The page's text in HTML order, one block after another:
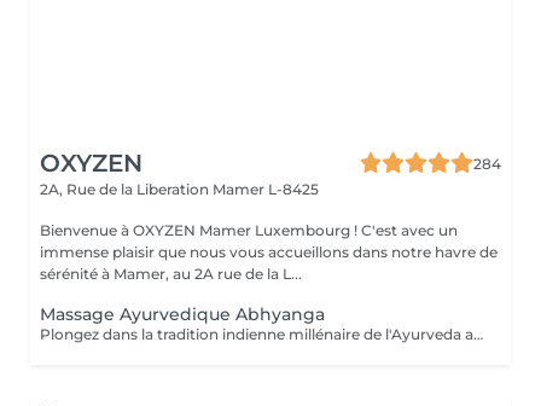
OXYZEN
284
2A, Rue de la Liberation Mamer L-8425
Bienvenue à OXYZEN Mamer Luxembourg ! C'est avec un
immense plaisir que nous vous accueillons dans notre havre de
sérénité à Mamer, au 2A rue de la L...
Massage Ayurvedique Abhyanga
Plongez dans la tradition indienne millénaire de l'Ayurveda avec notre massage Abhyanga. Ce rituel ancestral, vieux de plus de 5000 ans, combine des gestes doux, des pressions ciblées et des étirements pour vous offrir une expérience de lâcher-prise absolu. "Abhyanga" signifie littéralement "massage à l'huile de tout le corps", et c'est précisément ce que vous recevrez. Chacun de nos mouvements est minutieusement exécuté pour créer une harmonie parfaite entre votre corps et votre esprit, vous permettant de vous détendre profondément et d'oublier le temps qui passe. Nous vous invitons également à découvrir nos offres de cartes FORFAITS, conçues pour prolonger ces moments de bien-être et vous offrir des avantages exclusifs. Pour plus d'informations, visitez notre page Forfaits. Ce massage est aussi une idée cadeau idéale pour surprendre et faire plaisir. Pour en savoir plus, cliquez ici : https://www.oxyzen.lu Veuillez noter que ce massage est déconseillé aux femmes enceintes. Avertissement : Nos soins sont dédiés au bien-être et à la relaxation. Ils ne remplacent pas un suivi médical et ne relèvent pas de la kinésithérapie.